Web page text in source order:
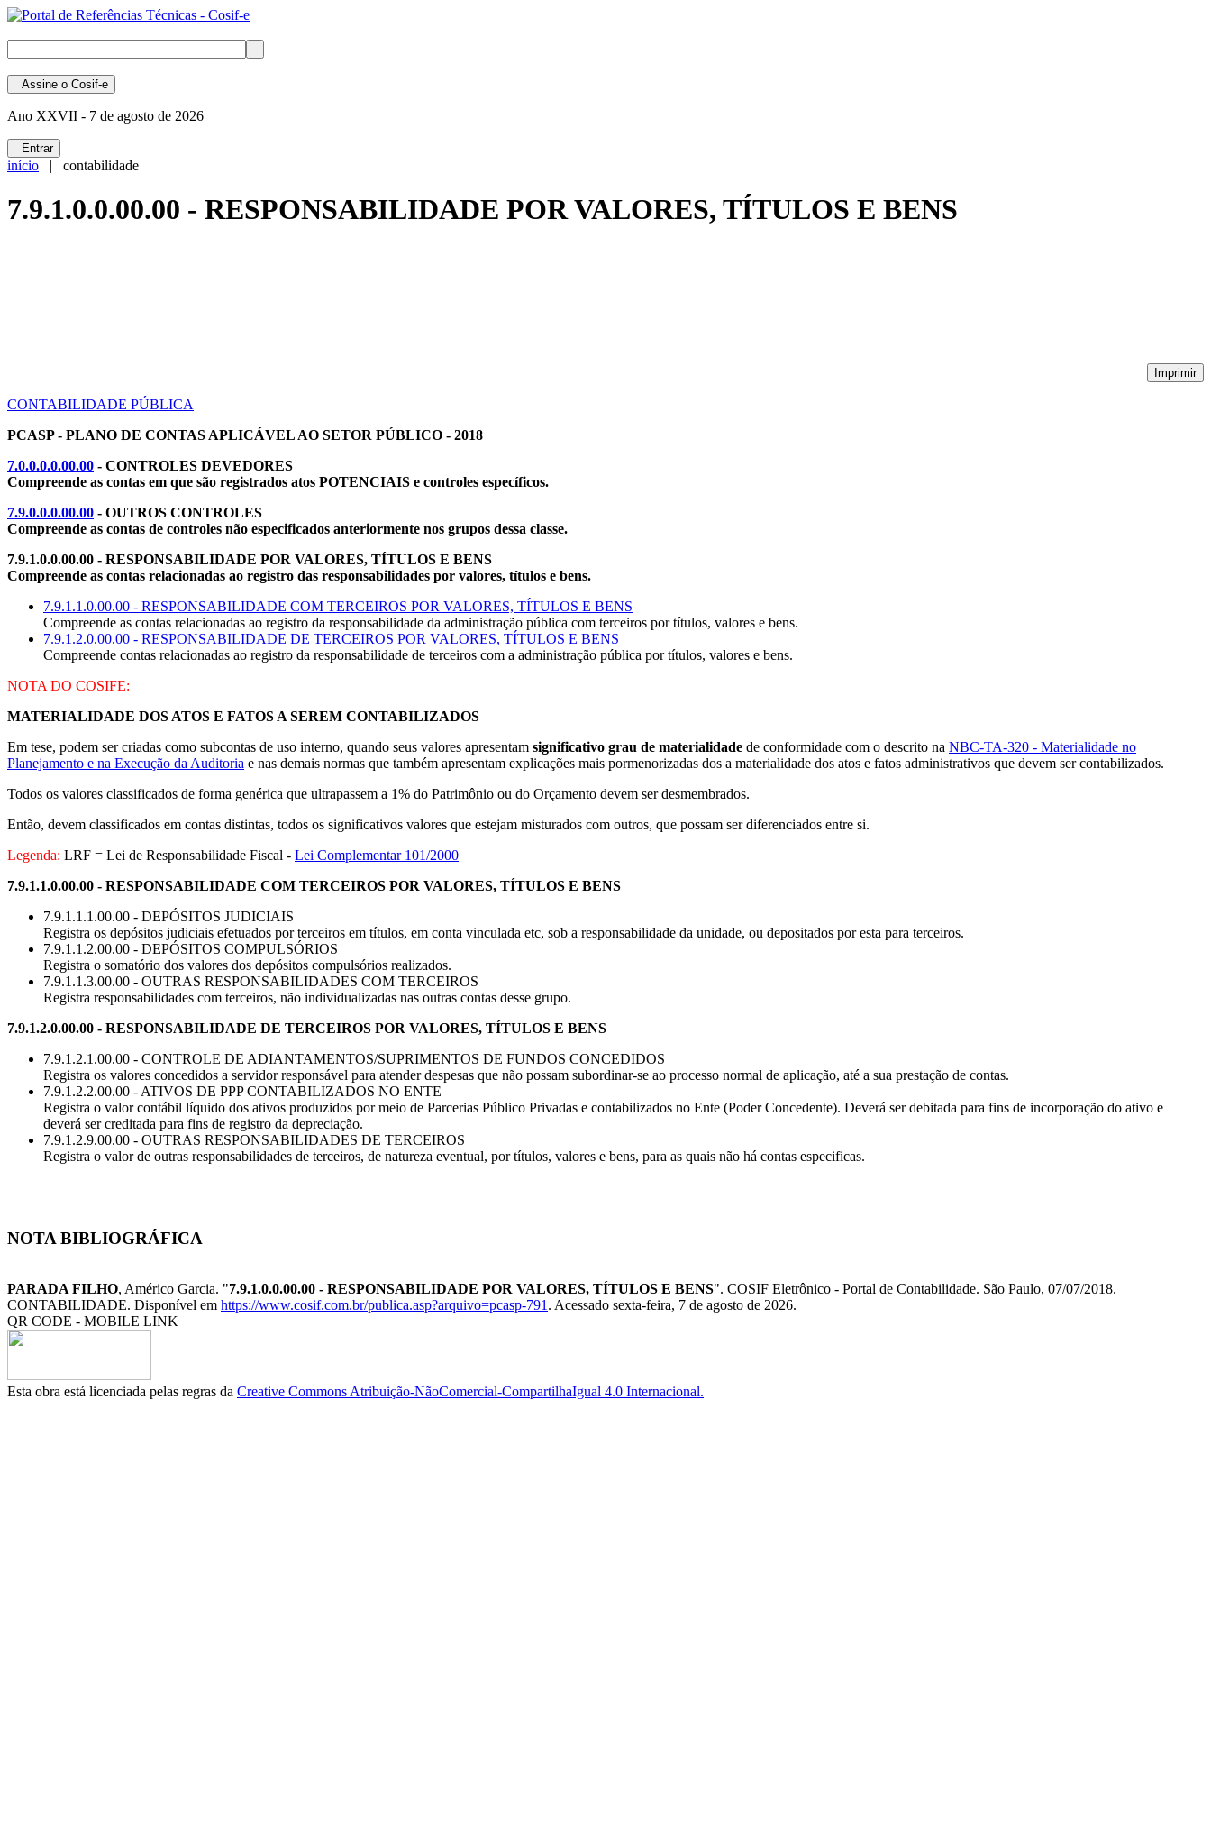
Assine o Cosif-e
Ano XXVII - 7 de agosto de 2026
Entrar
início | contabilidade
7.9.1.0.0.00.00 - RESPONSABILIDADE POR VALORES, TÍTULOS E BENS
Imprimir
CONTABILIDADE PÚBLICA
PCASP - PLANO DE CONTAS APLICÁVEL AO SETOR PÚBLICO - 2018
7.0.0.0.0.00.00 - CONTROLES DEVEDORES
Compreende as contas em que são registrados atos POTENCIAIS e controles específicos.
7.9.0.0.0.00.00 - OUTROS CONTROLES
Compreende as contas de controles não especificados anteriormente nos grupos dessa classe.
7.9.1.0.0.00.00 - RESPONSABILIDADE POR VALORES, TÍTULOS E BENS
Compreende as contas relacionadas ao registro das responsabilidades por valores, títulos e bens.
7.9.1.1.0.00.00 - RESPONSABILIDADE COM TERCEIROS POR VALORES, TÍTULOS E BENS
Compreende as contas relacionadas ao registro da responsabilidade da administração pública com terceiros por títulos, valores e bens.
7.9.1.2.0.00.00 - RESPONSABILIDADE DE TERCEIROS POR VALORES, TÍTULOS E BENS
Compreende contas relacionadas ao registro da responsabilidade de terceiros com a administração pública por títulos, valores e bens.
NOTA DO COSIFE:
MATERIALIDADE DOS ATOS E FATOS A SEREM CONTABILIZADOS
Em tese, podem ser criadas como subcontas de uso interno, quando seus valores apresentam significativo grau de materialidade de conformidade com o descrito na NBC-TA-320 - Materialidade no
Planejamento e na Execução da Auditoria e nas demais normas que também apresentam explicações mais pormenorizadas dos a materialidade dos atos e fatos administrativos que devem ser contabilizados.
Todos os valores classificados de forma genérica que ultrapassem a 1% do Patrimônio ou do Orçamento devem ser desmembrados.
Então, devem classificados em contas distintas, todos os significativos valores que estejam misturados com outros, que possam ser diferenciados entre si.
Legenda: LRF = Lei de Responsabilidade Fiscal - Lei Complementar 101/2000
7.9.1.1.0.00.00 - RESPONSABILIDADE COM TERCEIROS POR VALORES, TÍTULOS E BENS
7.9.1.1.1.00.00 - DEPÓSITOS JUDICIAIS
Registra os depósitos judiciais efetuados por terceiros em títulos, em conta vinculada etc, sob a responsabilidade da unidade, ou depositados por esta para terceiros.
7.9.1.1.2.00.00 - DEPÓSITOS COMPULSÓRIOS
Registra o somatório dos valores dos depósitos compulsórios realizados.
7.9.1.1.3.00.00 - OUTRAS RESPONSABILIDADES COM TERCEIROS
Registra responsabilidades com terceiros, não individualizadas nas outras contas desse grupo.
7.9.1.2.0.00.00 - RESPONSABILIDADE DE TERCEIROS POR VALORES, TÍTULOS E BENS
7.9.1.2.1.00.00 - CONTROLE DE ADIANTAMENTOS/SUPRIMENTOS DE FUNDOS CONCEDIDOS
Registra os valores concedidos a servidor responsável para atender despesas que não possam subordinar-se ao processo normal de aplicação, até a sua prestação de contas.
7.9.1.2.2.00.00 - ATIVOS DE PPP CONTABILIZADOS NO ENTE
Registra o valor contábil líquido dos ativos produzidos por meio de Parcerias Público Privadas e contabilizados no Ente (Poder Concedente). Deverá ser debitada para fins de incorporação do ativo e
deverá ser creditada para fins de registro da depreciação.
7.9.1.2.9.00.00 - OUTRAS RESPONSABILIDADES DE TERCEIROS
Registra o valor de outras responsabilidades de terceiros, de natureza eventual, por títulos, valores e bens, para as quais não há contas especificas.
NOTA BIBLIOGRÁFICA
PARADA FILHO, Américo Garcia. "7.9.1.0.0.00.00 - RESPONSABILIDADE POR VALORES, TÍTULOS E BENS". COSIF Eletrônico - Portal de Contabilidade. São Paulo, 07/07/2018.
CONTABILIDADE. Disponível em https://www.cosif.com.br/publica.asp?arquivo=pcasp-791 . Acessado sexta-feira, 7 de agosto de 2026.
QR CODE - MOBILE LINK
Esta obra está licenciada pelas regras da Creative Commons Atribuição-NãoComercial-CompartilhaIgual 4.0 Internacional.